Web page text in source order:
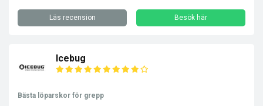
Läs recension Besök här
Icebug
Bästa löparskor för grepp